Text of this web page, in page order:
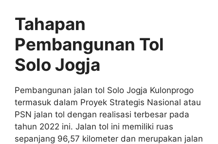
Tahapan
Pembangunan Tol
Solo Jogja
Pembangunan jalan tol Solo Jogja Kulonprogo
termasuk dalam Proyek Strategis Nasional atau
PSN jalan tol dengan realisasi terbesar pada
tahun 2022 ini. Jalan tol ini memiliki ruas
sepanjang 96,57 kilometer dan merupakan jalan